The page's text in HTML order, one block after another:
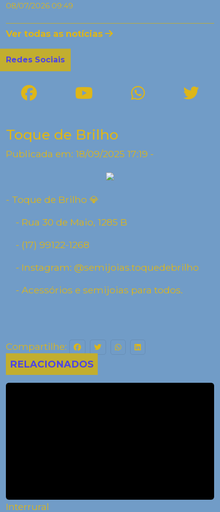
08/07/2026 09:49
Ver todas as notícias
Redes Sociais
Toque de Brilho
Publicada em: 18/09/2025 17:19 -
- Toque de Brilho 💎
- Rua 30 de Maio, 1285 B
- (17) 99122-1268
- Instagram: @semijoias.toquedebrilho
- Acessórios e semijoias para todos.
Compartilhe:
RELACIONADOS
Interrural